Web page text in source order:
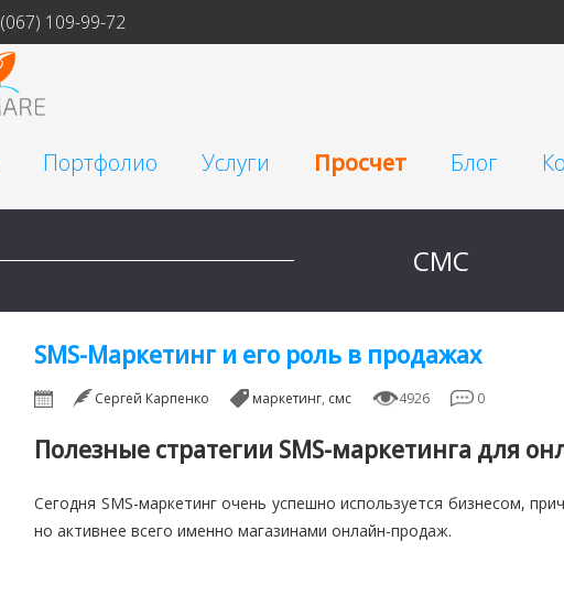
(067) 109-99-72
Портфолио Услуги Просчет Блог
СМС
SMS-Маркетинг и его роль в продажах
Сергей Карпенко маркетинг, смс 4926 0
Полезные стратегии SMS-маркетинга для
Сегодня SMS-маркетинг очень успешно используется бизнесом,
но активнее всего именно магазинами онлайн-продаж.